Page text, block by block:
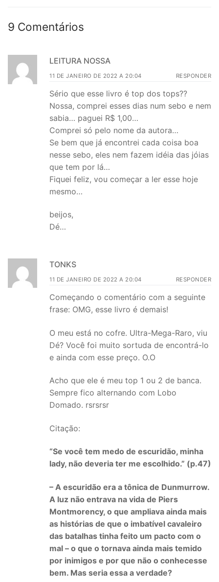
9 Comentários
LEITURA NOSSA
11 DE JANEIRO DE 2022 A 20:04 RESPONDER
Sério que esse livro é top dos tops??
Nossa, comprei esses dias num sebo e nem
sabia… paguei R$ 1,00…
Comprei só pelo nome da autora…
Se bem que já encontrei cada coisa boa
nesse sebo, eles nem fazem idéia das jóias
que tem por lá…
Fiquei feliz, vou começar a ler esse hoje
mesmo…
beijos,
Dé…
TONKS
11 DE JANEIRO DE 2022 A 20:04 RESPONDER
Começando o comentário com a seguinte
frase: OMG, esse livro é demais!
O meu está no cofre. Ultra-Mega-Raro, viu
Dé? Você foi muito sortuda de encontrá-lo
e ainda com esse preço. O.O
Acho que ele é meu top 1 ou 2 de banca.
Sempre fico alternando com Lobo
Domado. rsrsrsr
Citação:
“Se você tem medo de escuridão, minha
lady, não deveria ter me escolhido.” (p.47)
– A escuridão era a tônica de Dunmurrow.
A luz não entrava na vida de Piers
Montmorency, o que ampliava ainda mais
as histórias de que o imbatível cavaleiro
das batalhas tinha feito um pacto com o
mal – o que o tornava ainda mais temido
por inimigos e por que não o conhecesse
bem. Mas seria essa a verdade?